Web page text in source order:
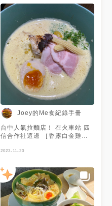
Joey的Me食紀錄手冊
台中人氣拉麵店！ 在火車站 四
信合作社這邊 ［香露白金雞白
擇軟硬 可免費續麵一次 麵條是
濃郁的雞白湯 但是能夠感受到
一股特別的香味 或許就是菜單
介紹的斑蘭葉香味 確實增添新
意和風味 配料 配料表現符合期
待 豬叉燒看起來有點生 但是十
2023-11-20